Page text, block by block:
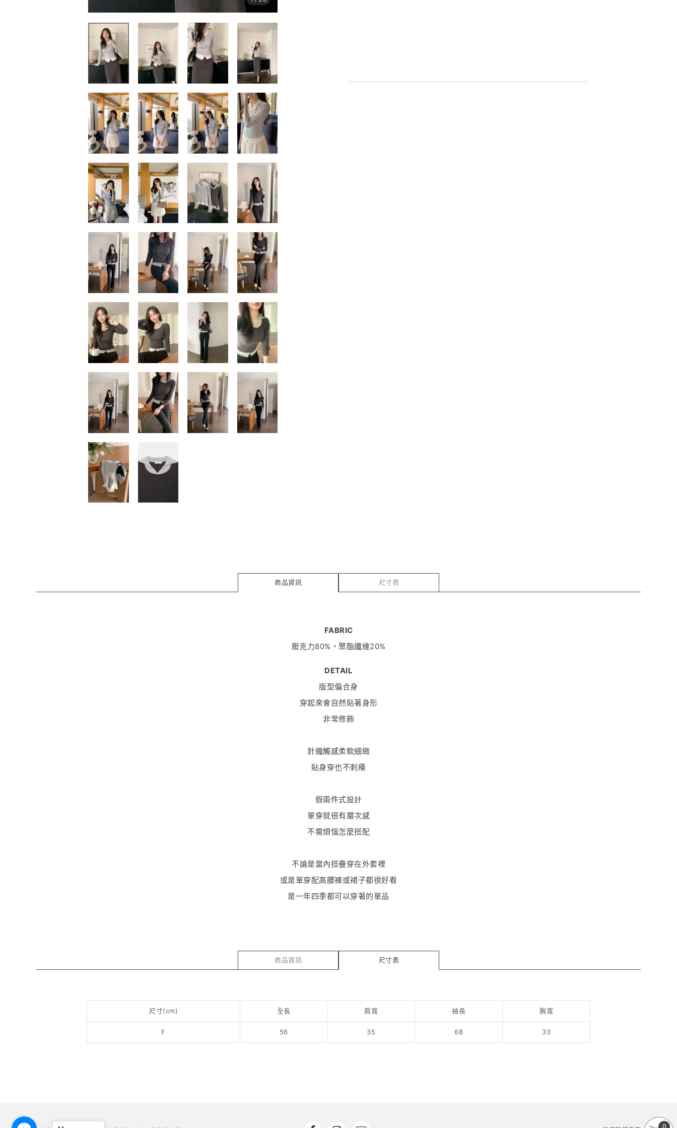
商品資訊 尺寸表
FABRIC
壓克力80%，聚酯纖維20%
DETAIL
版型偏合身
穿起來會自然貼著身形
非常修飾
針織觸感柔軟細緻
貼身穿也不刺癢
假兩件式設計
單穿就很有層次感
不需煩惱怎麼搭配
不論是當內搭疊穿在外套裡
或是單穿配高腰褲或裙子都很好看
是一年四季都可以穿著的單品
商品資訊 尺寸表
尺寸(cm) 全長 肩寬 袖長 胸寬
F 56 35 68 33
0